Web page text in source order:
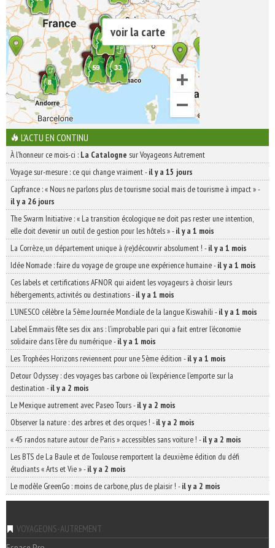
voir la carte
L'ACTU EN CONTINU
À l'honneur ce mois-ci : La Catalogne sur Voyageons Autrement
Voyage sur-mesure : ce qui change vraiment-il y a 15 jours
Capfrance : « Nous ne parlons plus de tourisme social mais de tourisme à impact »-
il y a 26 jours
The Swarm Initiative : « La transition écologique ne doit pas rester une intention,
elle doit devenir un outil de gestion pour les hôtels »-il y a 1 mois
La Corrèze, un département unique à (re)découvrir absolument ! -il y a 1 mois
Idée Nomade : faire du voyage de groupe une expérience humaine-il y a 1 mois
Ces labels et certifications AFNOR qui aident les voyageurs à choisir leurs
hébergements, activités ou destinations-il y a 1 mois
L’UNESCO célèbre la 5ème Journée Mondiale de la langue Kiswahili -il y a 1 mois
Label Emmaüs fête ses dix ans : l’improbable pari qui a fait entrer l’économie
solidaire dans l’ère du numérique-il y a 1 mois
Les Trophées Horizons reviennent pour une 5ème édition -il y a 1 mois
Detour Odyssey : des voyages bas carbone où l’expérience l’emporte sur la
destination -il y a 2 mois
Le Mexique autrement avec Paseo Tours-il y a 2 mois
Observer la nature : des arbres et des orques ! -il y a 2 mois
« 45 randos nature autour de Paris » accessibles sans voiture ! -il y a 2 mois
Les BTS de La Baule et de Toulouse remportent la deuxième édition du défi
étudiants « Arts et Vie »-il y a 2 mois
Le modèle GreenGo : moins de carbone, plus de plaisir ! -il y a 2 mois
VOYAGEONS-AUTREMENT